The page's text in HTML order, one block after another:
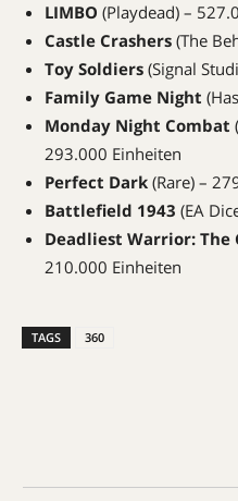
LIMBO (Playdead) –
Castle Crashers (The
Toy Soldiers (Signal
Family Game Night
Monday Night Combat
293.000 Einheiten
Perfect Dark (Rare) –
Battlefield 1943 (EA
Deadliest Warrior: The
210.000 Einheiten
TAGS 360